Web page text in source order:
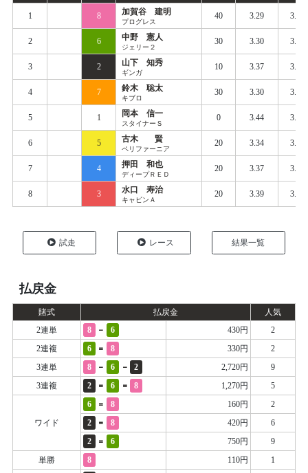
1 8 加賀谷 建明
プログレス
40 3.29 3.369
2 6 中野 憲人
ジェリー２
30 3.30 3.415
3 2 山下 知秀
ギンガ
10 3.37 3.444
4 7 鈴木 聡太
キブロ
30 3.30 3.422
5 1 岡本 信一
スタイナーＳ
0 3.44 3.477
6 5 古木 賢
ペリファーニア
20 3.34 3.458
7 4 押田 和也
ディープＲＥＤ
20 3.37 3.458
8 3 水口 寿治
キャビンＡ
20 3.39 3.478
試走 レース 結果一覧
払戻金
賭式 払戻金
人気
2連単
8 - 6 430円
2
2連複
6 = 8 330円
2
3連単
8 - 6 - 2 2,720円
9
3連複
2 = 6 = 8 1,270円 5
ワイド
6 = 8 160円
2
2
= 8 420円
6
2
= 6 750円
9
単勝
8 110円 1